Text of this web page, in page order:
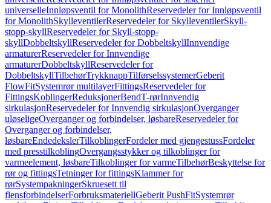
universelleInnløpsventil for MonolithReservedeler for Innløpsventil
for MonolithSkylleventilerReservedeler for SkylleventilerSkyll-
stopp-skyllReservedeler for Skyll-stopp-
skyllDobbeltskyllReservedeler for DobbeltskyllInnvendige
armaturerReservedeler for Innvendige
armaturerDobbeltskyllReservedeler for
DobbeltskyllTilbehørTrykknappTilførselssystemerGeberit
FlowFitSystemrør multilayerFittingsReservedeler for
FittingsKoblingerReduksjonerBendT-rørInnvendig
sirkulasjonReservedeler for Innvendig sirkulasjonOverganger
uløseligeOverganger og forbindelser, løsbareReservedeler for
Overganger og forbindelser,
løsbareEndedekslerTilkoblingerFordeler med gjengestussFordeler
med presstilkoblingOvergangsstykker og tilkoblinger for
varmeelement, løsbareTilkoblinger for varmeTilbehørBeskyttelse for
rør og fittingsTetninger for fittingsKlammer for
rørSystempakningerSkruesett til
flensforbindelserForbruksmateriellGeberit PushFitSystemrør